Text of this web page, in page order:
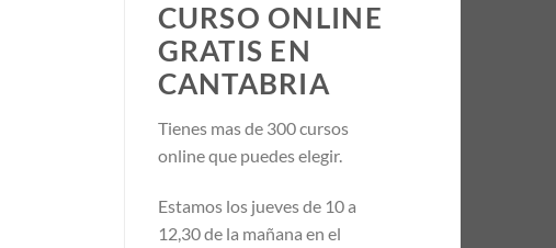
CURSO ONLINE
GRATIS EN
CANTABRIA
Tienes mas de 300 cursos
online que puedes elegir.
Estamos los jueves de 10 a
12,30 de la mañana en el